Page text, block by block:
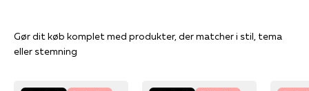
Gør dit køb komplet med produkter, der matcher i stil, tema
eller stemning